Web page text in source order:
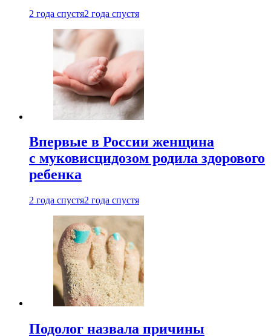
2 года спустя2 года спустя
Впервые в России женщина
с муковисцидозом родила здорового
ребенка
2 года спустя2 года спустя
Подолог назвала причины